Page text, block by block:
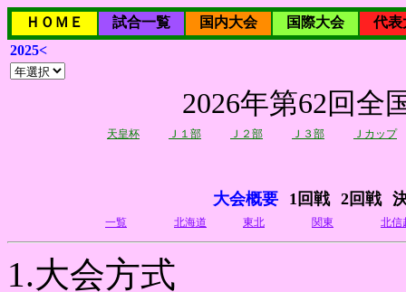
ＨＯＭＥ 試合一覧 国内大会 国際大会
代表
2025<
2026年第62回全
天皇杯 Ｊ１部 Ｊ２部 Ｊ３部 Ｊカップ
大会概要 1回戦 2回戦
一覧 北海道 東北 関東 北信
1.大会方式